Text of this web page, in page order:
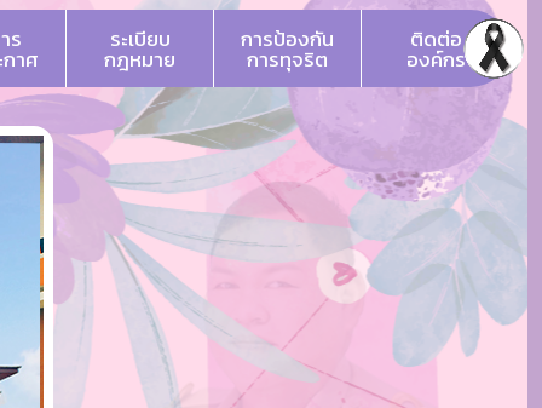
ร
กาศ
ระเบียบ
กฎหมาย
การป้องกัน
การทุจริต
ติดต่อ
องค์กร